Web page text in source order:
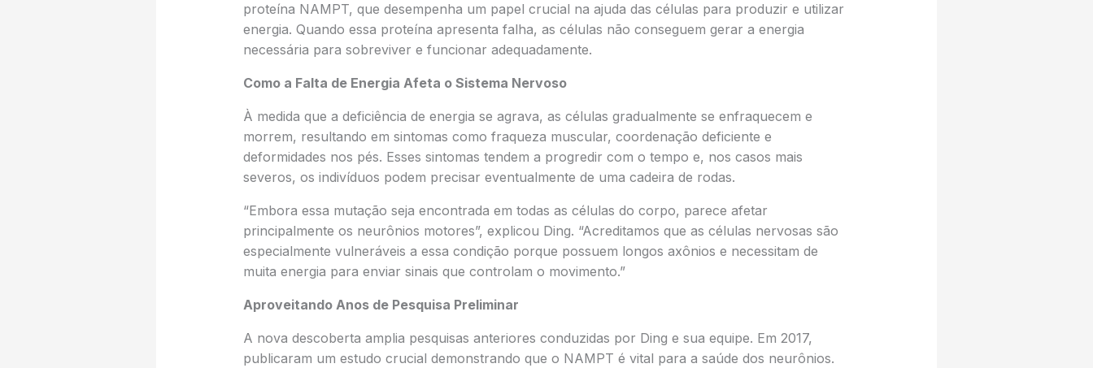
proteína NAMPT, que desempenha um papel crucial na ajuda das células para produzir e utilizar
energia. Quando essa proteína apresenta falha, as células não conseguem gerar a energia
necessária para sobreviver e funcionar adequadamente.
Como a Falta de Energia Afeta o Sistema Nervoso
À medida que a deficiência de energia se agrava, as células gradualmente se enfraquecem e
morrem, resultando em sintomas como fraqueza muscular, coordenação deficiente e
deformidades nos pés. Esses sintomas tendem a progredir com o tempo e, nos casos mais
severos, os indivíduos podem precisar eventualmente de uma cadeira de rodas.
“Embora essa mutação seja encontrada em todas as células do corpo, parece afetar
principalmente os neurônios motores”, explicou Ding. “Acreditamos que as células nervosas são
especialmente vulneráveis a essa condição porque possuem longos axônios e necessitam de
muita energia para enviar sinais que controlam o movimento.”
Aproveitando Anos de Pesquisa Preliminar
A nova descoberta amplia pesquisas anteriores conduzidas por Ding e sua equipe. Em 2017,
publicaram um estudo crucial demonstrando que o NAMPT é vital para a saúde dos neurônios.